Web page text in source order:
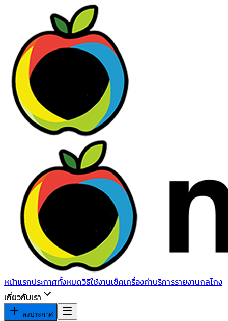
หน้าแรกประกาศทั้งหมดวิธีใช้งานเช็คเครื่องค่าบริการรายงานกลโกง
เกี่ยวกับเรา
ลงประกาศ